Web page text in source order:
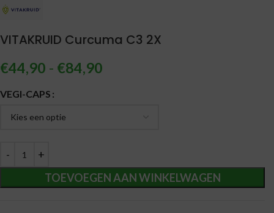
VITAKRUID Curcuma C3 2X
€44,90 - €84,90
VEGI-CAPS
TOEVOEGEN AAN WINKELWAGEN
Alternative: